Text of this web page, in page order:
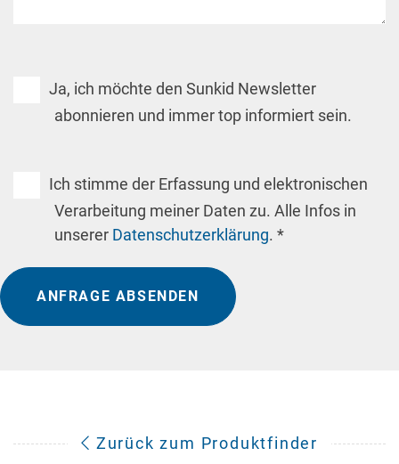
Ja, ich möchte den Sunkid Newsletter
abonnieren und immer top informiert sein.
Ich stimme der Erfassung und elektronischen
Verarbeitung meiner Daten zu. Alle Infos in
unserer Datenschutzerklärung. *
ANFRAGE ABSENDEN
Zurück zum Produktfinder